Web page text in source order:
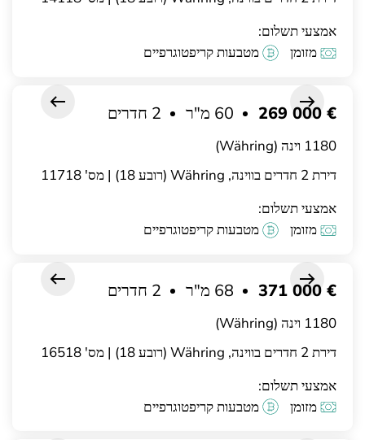
אמצעי תשלום:
מזומן
מטבעות קריפטוגרפיים
דירת 2 חדרים בווינה, Währing (רובע 18) | מס' 11718
€ 269 000 60 מ"ר 2 חדרים
1180 וינה (Währing)
אמצעי תשלום:
מזומן
מטבעות קריפטוגרפיים
דירת 2 חדרים בווינה, Währing (רובע 18) | מס' 16518
€ 371 000 68 מ"ר 2 חדרים
1180 וינה (Währing)
אמצעי תשלום:
מזומן
מטבעות קריפטוגרפיים